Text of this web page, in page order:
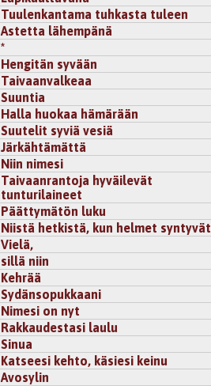
Tuulenkantama tuhkasta tuleen
Astetta lähempänä
*
Hengitän syvään
Taivaanvalkeaa
Suuntia
Halla huokaa hämärään
Suutelit syviä vesiä
Järkähtämättä
Niin nimesi
Taivaanrantoja hyväilevät
tunturilaineet
Päättymätön luku
Niistä hetkistä, kun helmet syntyvät
Vielä,
sillä niin
Kehrää
Sydänsopukkaani
Nimesi on nyt
Rakkaudestasi laulu
Sinua
Katseesi kehto, käsiesi keinu
Avosylin